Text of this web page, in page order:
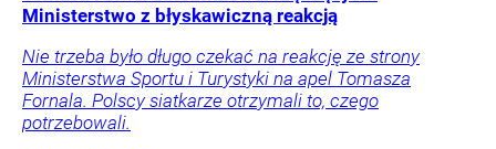
Ministerstwo z błyskawiczną reakcją
Nie trzeba było długo czekać na reakcję ze strony
Ministerstwa Sportu i Turystyki na apel Tomasza
Fornala. Polscy siatkarze otrzymali to, czego
potrzebowali.